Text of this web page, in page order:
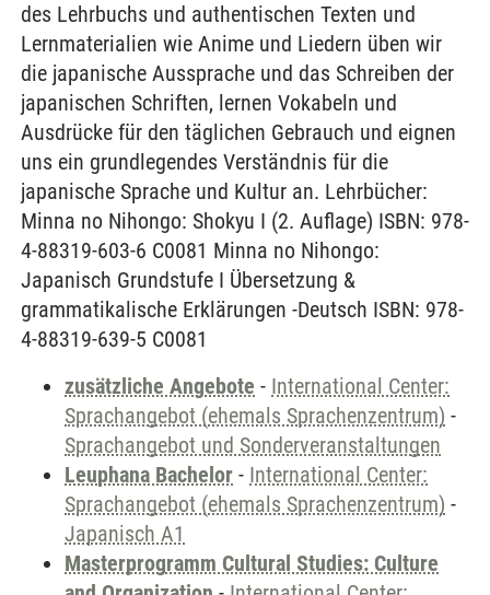
des Lehrbuchs und authentischen Texten und
Lernmaterialien wie Anime und Liedern üben wir
die japanische Aussprache und das Schreiben der
japanischen Schriften, lernen Vokabeln und
Ausdrücke für den täglichen Gebrauch und eignen
uns ein grundlegendes Verständnis für die
japanische Sprache und Kultur an. Lehrbücher:
Minna no Nihongo: Shokyu I (2. Auflage) ISBN: 978-
4-88319-603-6 C0081 Minna no Nihongo:
Japanisch Grundstufe I Übersetzung &
grammatikalische Erklärungen -Deutsch ISBN: 978-
4-88319-639-5 C0081
zusätzliche Angebote - International Center:
Sprachangebot (ehemals Sprachenzentrum) -
Sprachangebot und Sonderveranstaltungen
Leuphana Bachelor - International Center:
Sprachangebot (ehemals Sprachenzentrum) -
Japanisch A1
Masterprogramm Cultural Studies: Culture